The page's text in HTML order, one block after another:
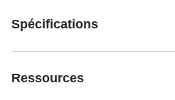
Spécifications
Ressources